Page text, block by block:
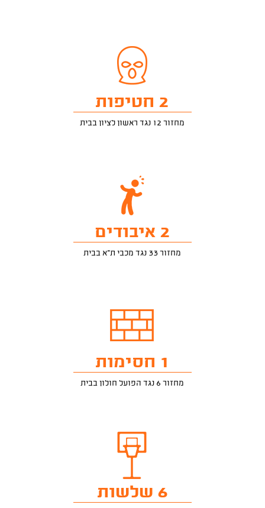
2 חטיפות
מחזור 12 נגד ראשון לציון בבית
2 איבודים
מחזור 33 נגד מכבי ת"א בבית
1 חסימות
מחזור 6 נגד הפועל חולון בבית
6 שלשות